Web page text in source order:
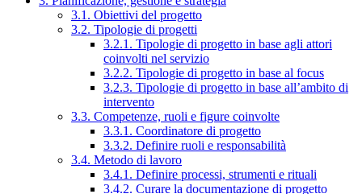
3.1. Obiettivi del progetto
3.2. Tipologie di progetti
3.2.1. Tipologie di progetto in base agli attori
coinvolti nel servizio
3.2.2. Tipologie di progetto in base al focus
3.2.3. Tipologie di progetto in base all’ambito di
intervento
3.3. Competenze, ruoli e figure coinvolte
3.3.1. Coordinatore di progetto
3.3.2. Definire ruoli e responsabilità
3.4. Metodo di lavoro
3.4.1. Definire processi, strumenti e rituali
3.4.2. Curare la documentazione di progetto